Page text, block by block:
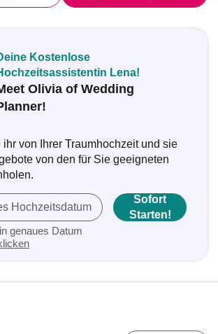
Kostenlose
Lena!
Olivia of Wedding
ihr von Ihrer Traumhochzeit und sie
von den für Sie geeigneten
Hochzeitsdatum
genaues Datum
Sofort
Starten!